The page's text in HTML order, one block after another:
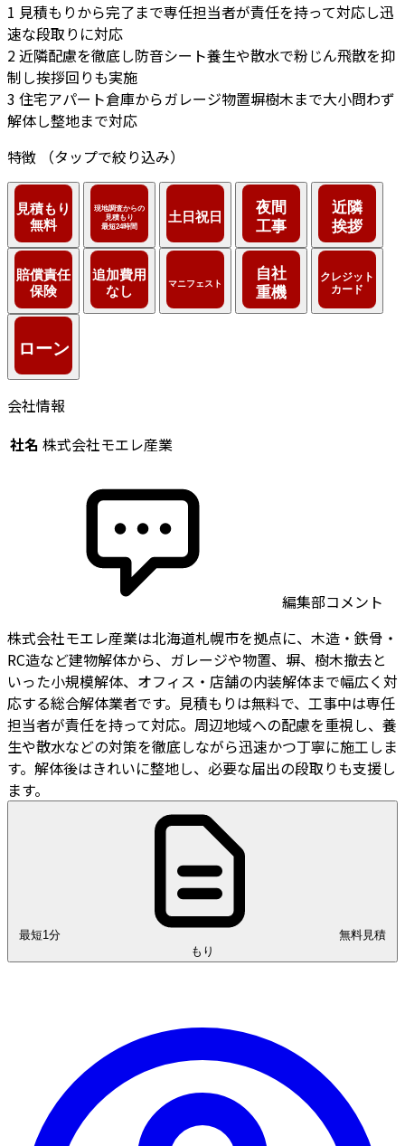
1 見積もりから完了まで専任担当者が責任を持って対応し迅
速な段取りに対応
2近隣配慮を徹底し防音シート養生や散水で粉じん飛散を抑
制し挨拶回りも実施
3 住宅アパート倉庫からガレージ物置塀樹木まで大小問わず
解体し整地まで対応
特徴
（タップで絞り込み）
会社情報
社名 株式会社モエレ産業
編集部コメント
株式会社モエレ産業は北海道札幌市を拠点に、木造・鉄骨・
RC造など建物解体から、ガレージや物置、塀、樹木撤去と
いった小規模解体、オフィス・店舗の内装解体まで幅広く対
応する総合解体業者です。見積もりは無料で、工事中は専任
担当者が責任を持って対応。周辺地域への配慮を重視し、養
生や散水などの対策を徹底しながら迅速かつ丁寧に施工しま
す。解体後はきれいに整地し、必要な届出の段取りも支援し
ます。
最短1分
もり